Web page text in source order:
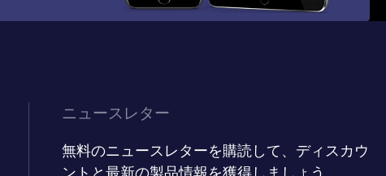
ニュースレター
無料のニュースレターを購読して、ディスカウ
ントと最新の製品情報を獲得しましょう。